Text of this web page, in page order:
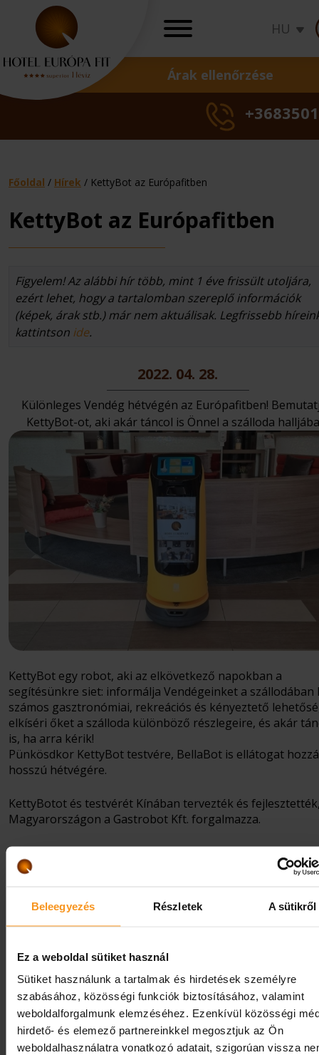
Beleegyezés Részletek A sütikről
Ez a weboldal sütiket használ
Sütiket használunk a tartalmak és hirdetések személyre
szabásához, közösségi funkciók biztosításához, valamint
weboldalforgalmunk elemzéséhez. Ezenkívül közösségi
hirdető- és elemező partnereinkkel megosztjuk az Ön
weboldalhasználatra vonatkozó adatait, szigorúan vissza
Árak ellenőrzése
HU
Családi
Okos
Szezonális
Családi
Okos
AJÁNLATOK
Akciók
Ünnepi ajánlatok
Nőgyógyászati
Főoldal / Hírek / KettyBot az Európafitben
KettyBot az Európafitben
Figyelem! Az alábbi hír több, mint 1 éve frissült utoljára,
ezért lehet, hogy a tartalomban szereplő információk
(képek, árak stb.) már nem aktuálisak. Legfrissebb
kattintson ide.
2022. 04. 28.
Különleges Vendég hétvégén az Európafitben!
KettyBot-ot, aki akár táncol is Önnel a szálloda
KettyBot egy robot, aki az elkövetkező napokban a
segítésünkre siet: informálja Vendégeinket a szállodában
számos gasztronómiai, rekreációs és kényeztető
elkíséri őket a szálloda különböző részlegeire, és akár
is, ha arra kérik!
Pünkösdkor KettyBot testvére, BellaBot is ellátogat
hosszú hétvégére.
KettyBotot és testvérét Kínában tervezték és
Magyarországon a Gastrobot Kft. forgalmazza.
A magyar ötletgazda egy családi vendéglátós vállalkozás,
TikTokon ismerkedtek meg az efféle robotokkal, és
Nagyon örülünk neki, hogy KettyBot és a jövőben
Előző hír Vissza Következő
Kövessen minket!